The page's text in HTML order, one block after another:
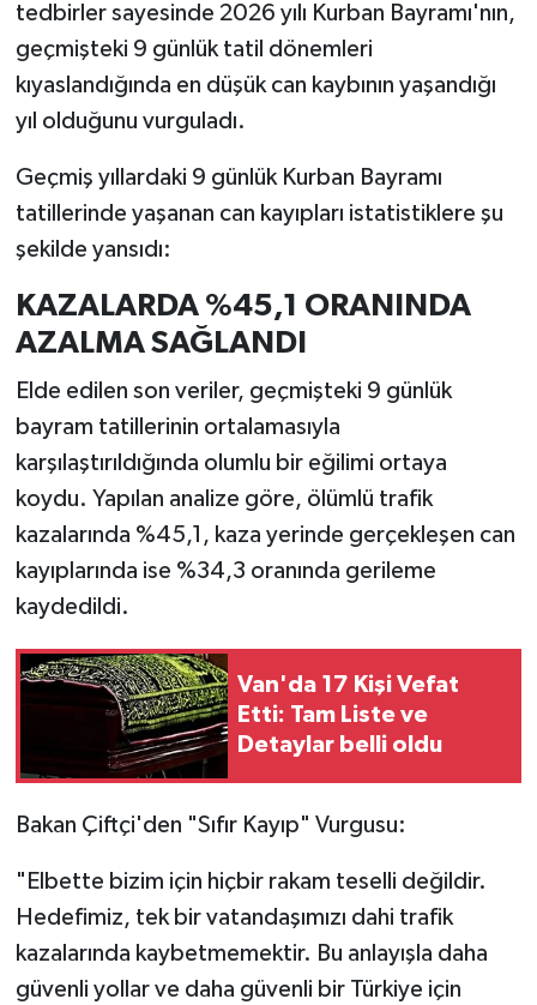
tedbirler sayesinde 2026 yılı Kurban Bayramı'nın,
geçmişteki 9 günlük tatil dönemleri
kıyaslandığında en düşük can kaybının yaşandığı
yıl olduğunu vurguladı.
Geçmiş yıllardaki 9 günlük Kurban Bayramı
tatillerinde yaşanan can kayıpları istatistiklere şu
şekilde yansıdı:
KAZALARDA %45,1 ORANINDA
AZALMA SAĞLANDI
Elde edilen son veriler, geçmişteki 9 günlük
bayram tatillerinin ortalamasıyla
karşılaştırıldığında olumlu bir eğilimi ortaya
koydu. Yapılan analize göre, ölümlü trafik
kazalarında %45,1, kaza yerinde gerçekleşen can
kayıplarında ise %34,3 oranında gerileme
kaydedildi.
Van'da 17 Kişi Vefat
Etti: Tam Liste ve
Detaylar belli oldu
Bakan Çiftçi'den "Sıfır Kayıp" Vurgusu:
"Elbette bizim için hiçbir rakam teselli değildir.
Hedefimiz, tek bir vatandaşımızı dahi trafik
kazalarında kaybetmemektir. Bu anlayışla daha
güvenli yollar ve daha güvenli bir Türkiye için